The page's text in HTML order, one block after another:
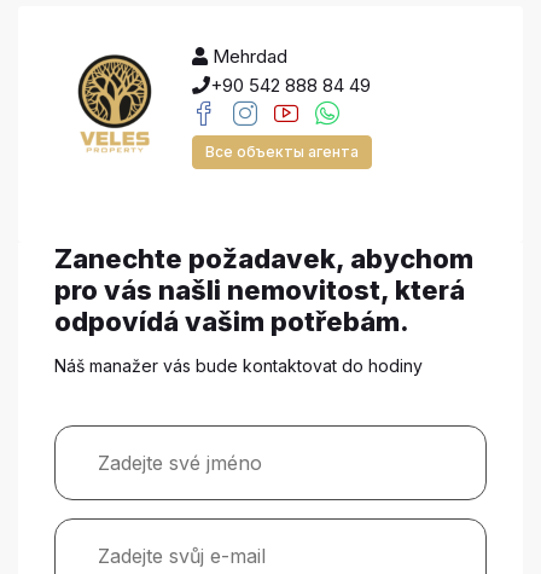
Mehrdad
+90 542 888 84 49
Все объекты агента
Zanechte požadavek, abychom
pro vás našli nemovitost, která
odpovídá vašim potřebám.
Náš manažer vás bude kontaktovat do hodiny